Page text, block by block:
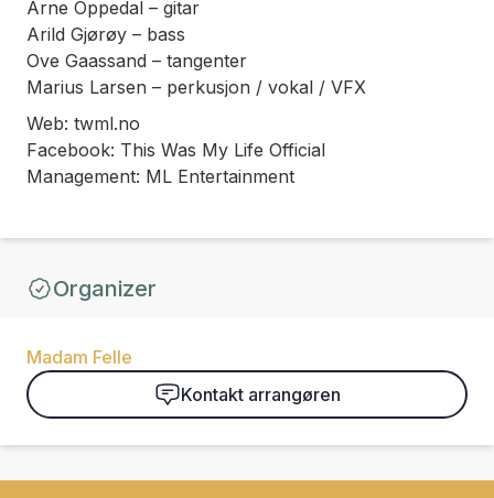
Arne Oppedal – gitar
Arild Gjørøy – bass
Ove Gaassand – tangenter
Marius Larsen – perkusjon / vokal / VFX
Web: twml.no
Facebook: This Was My Life Official
Management: ML Entertainment
Organizer
Madam Felle
Kontakt arrangøren